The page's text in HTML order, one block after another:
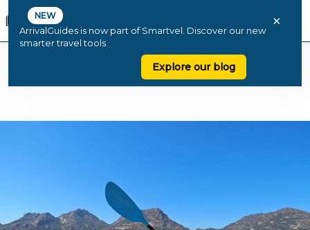
NEW
ArrivalGuides is now part of Smartvel. Discover our new
smarter travel tools
Explore our blog
×